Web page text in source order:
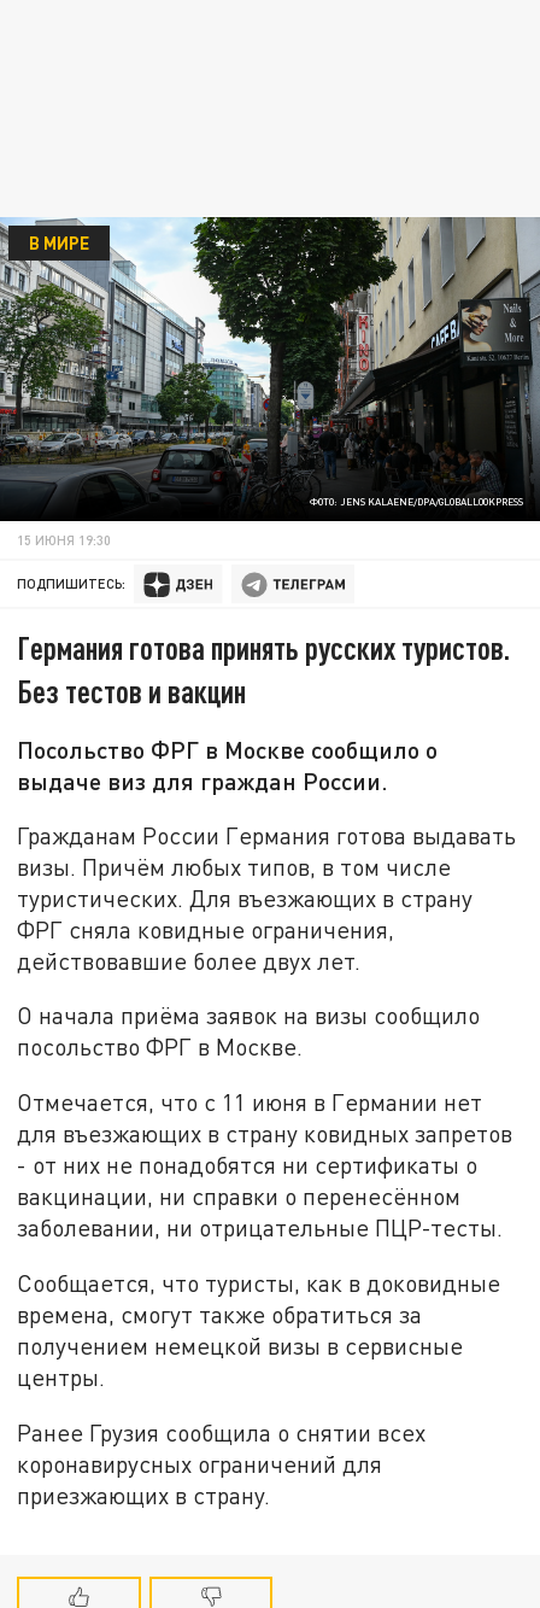
ФОТО: JENS KALAENE/DPA/GLOBALLOOKPRESS
В МИРЕ
15 ИЮНЯ 19:30
ПОДПИШИТЕСЬ:
Германия готова принять русских туристов.
Без тестов и вакцин
Посольство ФРГ в Москве сообщило о
выдаче виз для граждан России.
Гражданам России Германия готова выдавать
визы. Причём любых типов, в том числе
туристических. Для въезжающих в страну
ФРГ сняла ковидные ограничения,
действовавшие более двух лет.
О начала приёма заявок на визы сообщило
посольство ФРГ в Москве.
Отмечается, что с 11 июня в Германии нет
для въезжающих в страну ковидных запретов
- от них не понадобятся ни сертификаты о
вакцинации, ни справки о перенесённом
заболевании, ни отрицательные ПЦР-тесты.
Сообщается, что туристы, как в доковидные
времена, смогут также обратиться за
получением немецкой визы в сервисные
центры.
Ранее Грузия сообщила о снятии всех
коронавирусных ограничений для
приезжающих в страну.